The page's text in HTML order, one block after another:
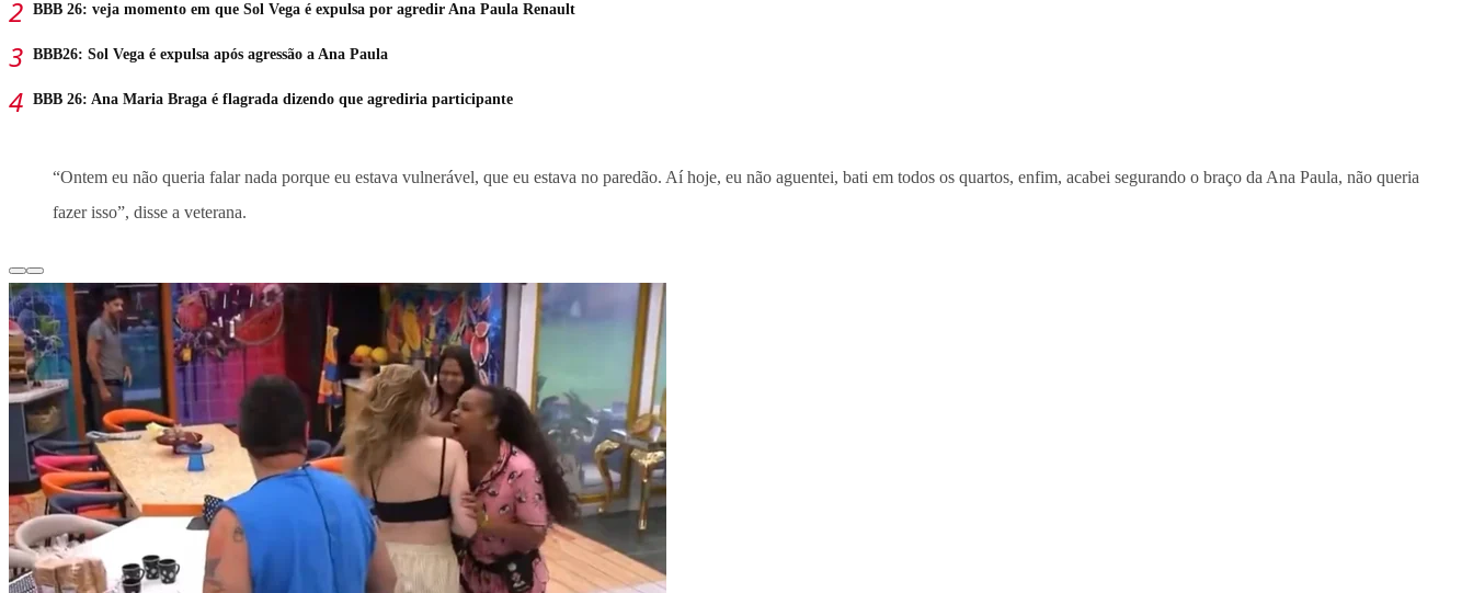
BBB 26: veja momento em que Sol Vega é expulsa por agredir Ana Paula Renault
BBB26: Sol Vega é expulsa após agressão a Ana Paula
BBB 26: Ana Maria Braga é flagrada dizendo que agrediria participante
“Ontem eu não queria falar nada porque eu estava vulnerável, que eu estava no paredão. Aí hoje, eu não aguentei, bati em todos os quartos, enfim, acabei segurando o braço da Ana Paula, não queria
fazer isso”, disse a veterana.